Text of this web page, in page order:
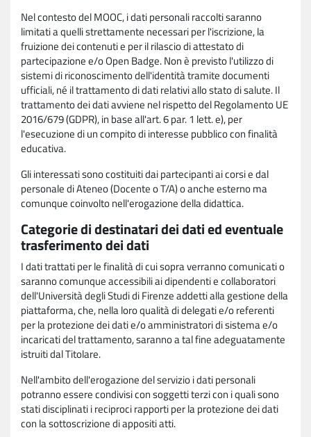
Nel contesto del MOOC, i dati personali raccolti saranno
limitati a quelli strettamente necessari per l'iscrizione, la
fruizione dei contenuti e per il rilascio di attestato di
partecipazione e/o Open Badge. Non è previsto l'utilizzo di
sistemi di riconoscimento dell'identità tramite documenti
ufficiali, né il trattamento di dati relativi allo stato di salute. Il
trattamento dei dati avviene nel rispetto del Regolamento UE
2016/679 (GDPR), in base all'art. 6 par. 1 lett. e), per
l'esecuzione di un compito di interesse pubblico con finalità
educativa.
Gli interessati sono costituiti dai partecipanti ai corsi e dal
personale di Ateneo (Docente o T/A) o anche esterno ma
comunque coinvolto nell'erogazione della didattica.
Categorie di destinatari dei dati ed eventuale
trasferimento dei dati
I dati trattati per le finalità di cui sopra verranno comunicati o
saranno comunque accessibili ai dipendenti e collaboratori
dell'Università degli Studi di Firenze addetti alla gestione della
piattaforma, che, nella loro qualità di delegati e/o referenti
per la protezione dei dati e/o amministratori di sistema e/o
incaricati del trattamento, saranno a tal fine adeguatamente
istruiti dal Titolare.
Nell'ambito dell'erogazione del servizio i dati personali
potranno essere condivisi con soggetti terzi con i quali sono
stati disciplinati i reciproci rapporti per la protezione dei dati
con la sottoscrizione di appositi atti.